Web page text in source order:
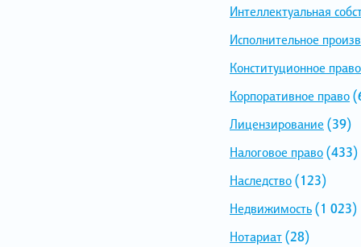
Интеллектуальная
Исполнительное
Конституционное право
Корпоративное право
Лицензирование (39)
Налоговое право(433)
Наследство(123)
Недвижимость(1 023)
Нотариат(28)